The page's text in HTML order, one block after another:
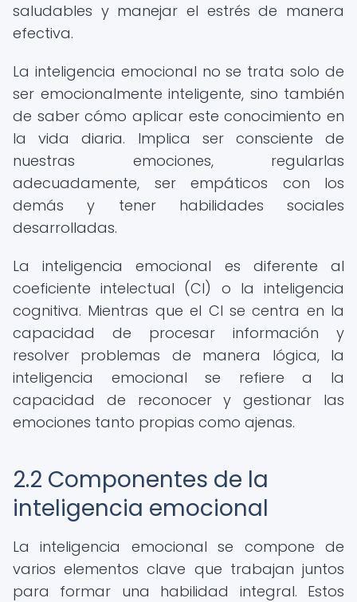
saludables y manejar el estrés de manera
efectiva.
La inteligencia emocional no se trata solo de
ser emocionalmente inteligente, sino también
de saber cómo aplicar este conocimiento en
la vida diaria. Implica ser consciente de
nuestras emociones, regularlas
adecuadamente, ser empáticos con los
demás y tener habilidades sociales
desarrolladas.
La inteligencia emocional es diferente al
coeficiente intelectual (CI) o la inteligencia
cognitiva. Mientras que el CI se centra en la
capacidad de procesar información y
resolver problemas de manera lógica, la
inteligencia emocional se refiere a la
capacidad de reconocer y gestionar las
emociones tanto propias como ajenas.
2.2 Componentes de la
inteligencia emocional
La inteligencia emocional se compone de
varios elementos clave que trabajan juntos
para formar una habilidad integral. Estos